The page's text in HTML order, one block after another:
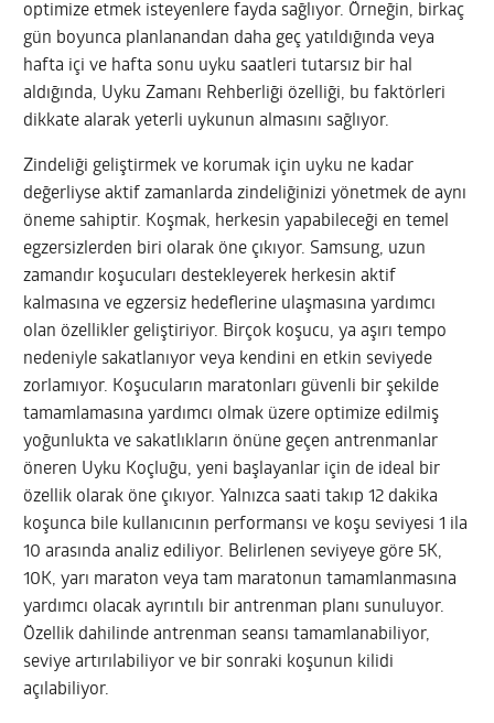
optimize etmek isteyenlere fayda sağlıyor. Örneğin, birkaç
gün boyunca planlanandan daha geç yatıldığında veya
hafta içi ve hafta sonu uyku saatleri tutarsız bir hal
aldığında, Uyku Zamanı Rehberliği özelliği, bu faktörleri
dikkate alarak yeterli uykunun almasını sağlıyor.
Zindeliği geliştirmek ve korumak için uyku ne kadar
değerliyse aktif zamanlarda zindeliğinizi yönetmek de aynı
öneme sahiptir. Koşmak, herkesin yapabileceği en temel
egzersizlerden biri olarak öne çıkıyor. Samsung, uzun
zamandır koşucuları destekleyerek herkesin aktif
kalmasına ve egzersiz hedeflerine ulaşmasına yardımcı
olan özellikler geliştiriyor. Birçok koşucu, ya aşırı tempo
nedeniyle sakatlanıyor veya kendini en etkin seviyede
zorlamıyor. Koşucuların maratonları güvenli bir şekilde
tamamlamasına yardımcı olmak üzere optimize edilmiş
yoğunlukta ve sakatlıkların önüne geçen antrenmanlar
öneren Uyku Koçluğu, yeni başlayanlar için de ideal bir
özellik olarak öne çıkıyor. Yalnızca saati takıp 12 dakika
koşunca bile kullanıcının performansı ve koşu seviyesi 1 ila
10 arasında analiz ediliyor. Belirlenen seviyeye göre 5K,
10K, yarı maraton veya tam maratonun tamamlanmasına
yardımcı olacak ayrıntılı bir antrenman planı sunuluyor.
Özellik dahilinde antrenman seansı tamamlanabiliyor,
seviye artırılabiliyor ve bir sonraki koşunun kilidi
açılabiliyor.